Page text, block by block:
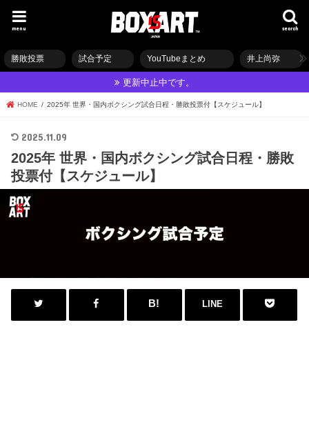
search
menu
勝敗投票 試合予定 YouTubeまとめ 井上尚弥
更新中止中です。
HOME 2025年 世界・国内ボクシング試合日程・勝敗投票付【スケジュール】
2025.11.09
2025年 世界・国内ボクシング試合日程・勝敗
投票付【スケジュール】
LINE